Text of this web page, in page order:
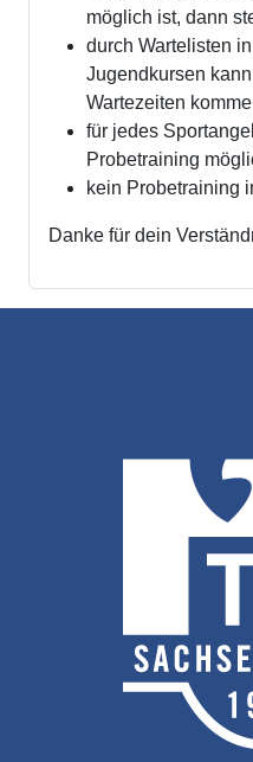
möglich ist, dann
durch Wartelisten
Jugendkursen
Wartezeiten
für jedes
Probetraining
kein Probetraining
Danke für dein